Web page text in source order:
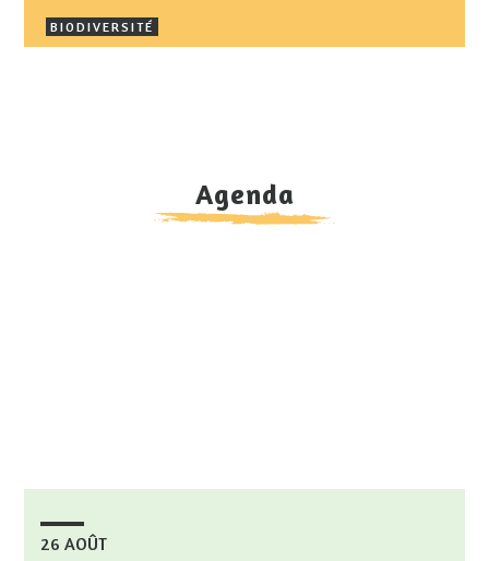
BIODIVERSITÉ
BIODIVERSITÉ
Agenda
26 AOÛT